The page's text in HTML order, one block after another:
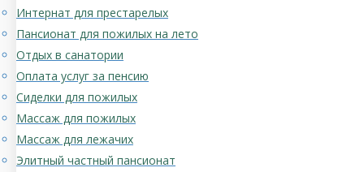
Интернат для престарелых
Пансионат для пожилых на лето
Отдых в санатории
Оплата услуг за пенсию
Сиделки для пожилых
Массаж для пожилых
Массаж для лежачих
Элитный частный пансионат